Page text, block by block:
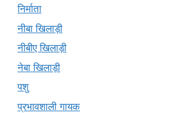
निर्माता
नीबा खिलाड़ी
नीबीए खिलाड़ी
नेबा खिलाड़ी
पशु
प्रभावशाली गायक